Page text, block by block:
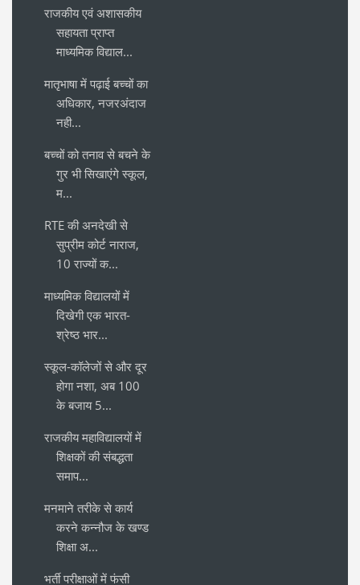
राजकीय एवं अशासकीय
सहायता प्राप्त
माध्यमिक विद्याल...
मातृभाषा में पढ़ाई बच्चों का
अधिकार, नजरअंदाज
नही...
बच्चों को तनाव से बचने के
गुर भी सिखाएंगे स्कूल,
म...
RTE की अनदेखी से
सुप्रीम कोर्ट नाराज,
10 राज्यों क...
माध्यमिक विद्यालयों में
दिखेगी एक भारत-
श्रेष्ठ भार...
स्कूल-कॉलेजों से और दूर
होगा नशा, अब 100
के बजाय 5...
राजकीय महाविद्यालयों में
शिक्षकों की संबद्धता
समाप...
मनमाने तरीके से कार्य
करने कन्नौज के खण्ड
शिक्षा अ...
भर्ती परीक्षाओं में फंसी